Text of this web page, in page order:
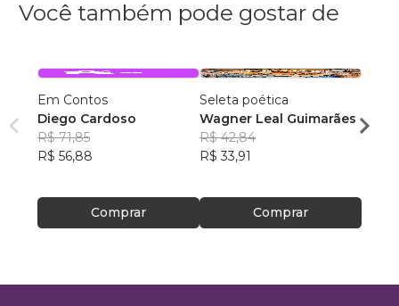
Você também pode gostar de
Em Contos
Diego Cardoso
R$ 71,85
R$ 56,88
Comprar
Seleta poética
Wagner Leal Guimarães
R$ 42,84
R$ 33,91
Comprar
ainda
Carla